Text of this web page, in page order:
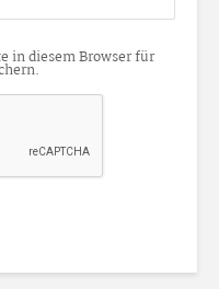
in diesem Browser für